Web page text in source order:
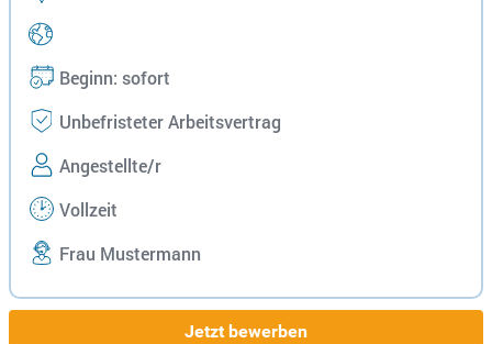
Beginn: sofort
Unbefristeter Arbeitsvertrag
Angestellte/r
Vollzeit
Frau Mustermann
Jetzt bewerben